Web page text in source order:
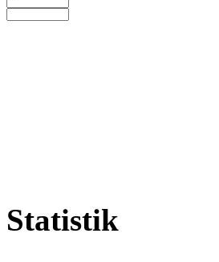
Statistik